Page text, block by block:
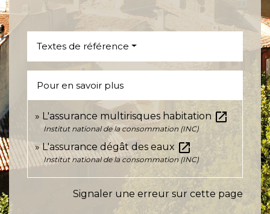
Textes de référence
Pour en savoir plus
L'assurance multirisques habitation open_in_new
Institut national de la consommation (INC)
L'assurance dégât des eaux open_in_new
Institut national de la consommation (INC)
Signaler une erreur sur cette page